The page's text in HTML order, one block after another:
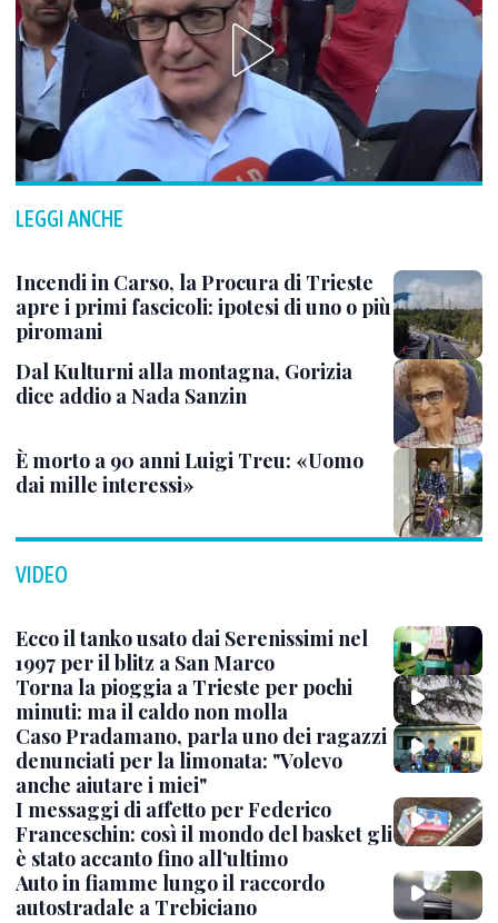
LEGGI ANCHE
Incendi in Carso, la Procura di Trieste
apre i primi fascicoli: ipotesi di uno o più
piromani
Dal Kulturni alla montagna, Gorizia
dice addio a Nada Sanzin
È morto a 90 anni Luigi Treu: «Uomo
dai mille interessi»
VIDEO
Ecco il tanko usato dai Serenissimi nel
1997 per il blitz a San Marco
Torna la pioggia a Trieste per pochi
minuti: ma il caldo non molla
Caso Pradamano, parla uno dei ragazzi
denunciati per la limonata: "Volevo
anche aiutare i miei"
I messaggi di affetto per Federico
Franceschin: così il mondo del basket gli
è stato accanto fino all’ultimo
Auto in fiamme lungo il raccordo
autostradale a Trebiciano